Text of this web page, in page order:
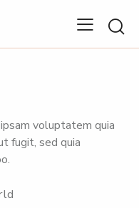
voluptatem quia
fugit, sed quia